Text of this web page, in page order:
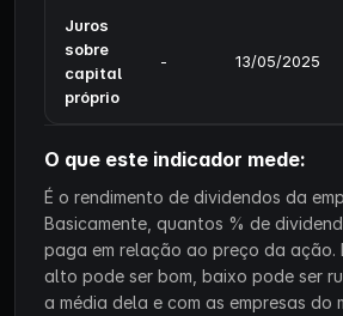
Juros
sobre
capital
próprio
- 13/05/2025
O que este indicador mede:
É o rendimento de dividendos da
Basicamente, quantos % de
paga em relação ao preço da ação.
alto pode ser bom, baixo pode ser
a média dela e com as empresas do